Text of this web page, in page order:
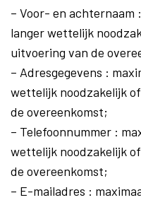
– Voor- en achternaam
langer wettelijk
uitvoering van de
– Adresgegevens :
wettelijk noodzakelijk
de overeenkomst;
– Telefoonnummer :
wettelijk noodzakelijk
de overeenkomst;
– E-mailadres :